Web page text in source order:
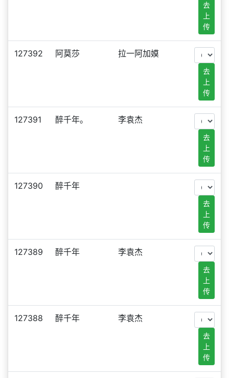
去
上
传
127392 阿莫莎 拉一阿加嫫
去
上
传
127391 醉千年。 李袁杰
去
上
传
127390 醉千年
去
上
传
127389 醉千年 李袁杰
去
上
传
127388 醉千年 李袁杰
去
上
传